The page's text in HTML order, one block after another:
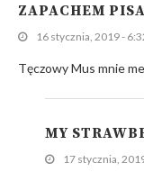
ZAPACHEM
16 stycznia, 2019 -
Tęczowy Mus mnie
MY
17 stycznia,